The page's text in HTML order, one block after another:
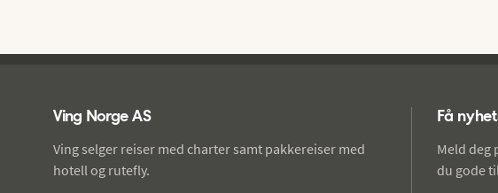
Ving Norge AS
Ving selger reiser med charter samt pakkereiser med
hotell og rutefly.
Få
Meld deg
du gode